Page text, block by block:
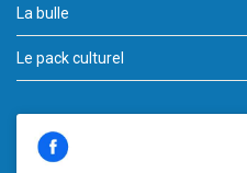
La bulle
Le pack culturel